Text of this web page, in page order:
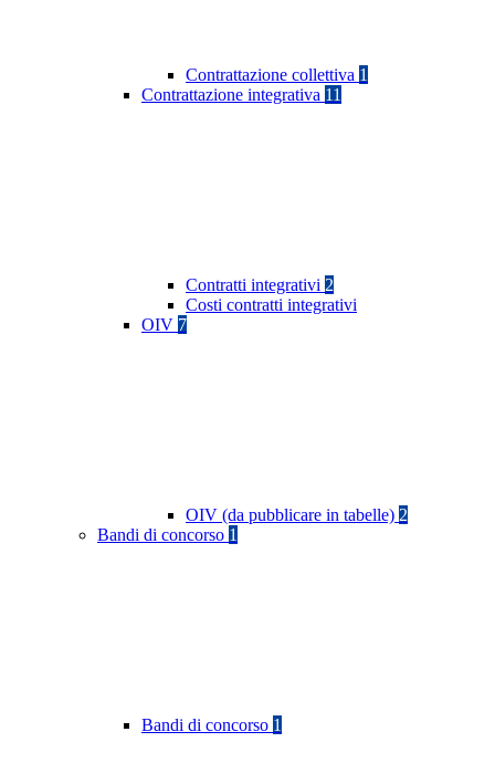
Contrattazione collettiva 1
Contrattazione integrativa 11
Contratti integrativi 2
Costi contratti integrativi
OIV 7
OIV (da pubblicare in tabelle) 2
Bandi di concorso 1
Bandi di concorso 1